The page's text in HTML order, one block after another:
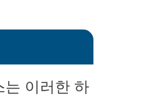
는 이러한 하